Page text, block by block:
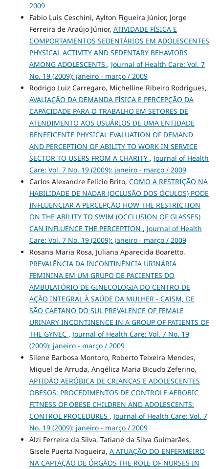
2009
Fabio Luis Ceschini, Aylton Figueira Júnior, Jorge
Ferreira de Araújo Júnior, ATIVIDADE FÍSICA E
COMPORTAMENTOS SEDENTÁRIOS EM ADOLESCENTES
PHYSICAL ACTIVITY AND SEDENTARY BEHAVIORS
AMONG ADOLESCENTS , Journal of Health Care: Vol. 7
No. 19 (2009): janeiro - março / 2009
Rodrigo Luiz Carregaro, Michelline Ribeiro Rodrigues,
AVALIAÇÃO DA DEMANDA FÍSICA E PERCEPÇÃO DA
CAPACIDADE PARA O TRABALHO EM SETORES DE
ATENDIMENTO AOS USUÁRIOS DE UMA ENTIDADE
BENEFICENTE PHYSICAL EVALUATION OF DEMAND
AND PERCEPTION OF ABILITY TO WORK IN SERVICE
SECTOR TO USERS FROM A CHARITY , Journal of Health
Care: Vol. 7 No. 19 (2009): janeiro - março / 2009
Carlos Alexandre Felício Brito, COMO A RESTRIÇÃO NA
HABILIDADE DE NADAR (OCLUSÃO DOS ÓCULOS) PODE
INFLUENCIAR A PERCEPÇÃO HOW THE RESTRICTION
ON THE ABILITY TO SWIM (OCCLUSION OF GLASSES)
CAN INFLUENCE THE PERCEPTION , Journal of Health
Care: Vol. 7 No. 19 (2009): janeiro - março / 2009
Rosana Maria Rosa, Juliana Aparecida Boaretto,
PREVALÊNCIA DA INCONTINÊNCIA URINÁRIA
FEMININA EM UM GRUPO DE PACIENTES DO
AMBULATÓRIO DE GINECOLOGIA DO CENTRO DE
AÇÃO INTEGRAL À SAÚDE DA MULHER - CAISM, DE
SÃO CAETANO DO SUL PREVALENCE OF FEMALE
URINARY INCONTINENCE IN A GROUP OF PATIENTS OF
THE GYNEC , Journal of Health Care: Vol. 7 No. 19
(2009): janeiro - março / 2009
Silene Barbosa Montoro, Roberto Teixeira Mendes,
Miguel de Arruda, Angélica Maria Bicudo Zeferino,
APTIDÃO AERÓBICA DE CRIANÇAS E ADOLESCENTES
OBESOS: PROCEDIMENTOS DE CONTROLE AEROBIC
FITNESS OF OBESE CHILDREN AND ADOLESCENTS:
CONTROL PROCEDURES , Journal of Health Care: Vol. 7
No. 19 (2009): janeiro - março / 2009
Alzi Ferreira da Silva, Tatiane da Silva Guimarães,
Gisele Puerta Nogueira, A ATUAÇÃO DO ENFERMEIRO
NA CAPTAÇÃO DE ÓRGÃOS THE ROLE OF NURSES IN